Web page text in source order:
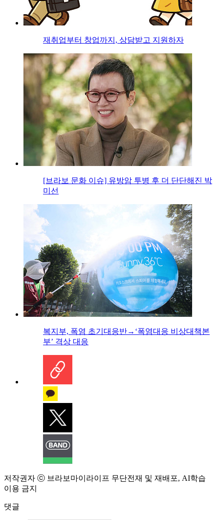
재취업부터 창업까지, 상담받고 지원하자
[브라보 문화 이슈] 유방암 투병 후 더 단단해진 박
미선
복지부, 폭염 초기대응반→‘폭염대응 비상대책본
부’ 격상 대응
저작권자 ⓒ 브라보마이라이프 무단전재 및 재배포, AI학습
이용 금지
댓글